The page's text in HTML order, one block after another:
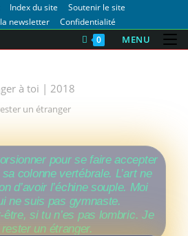
Index du site
Soutenir le site
newsletter
Confidentialité
0
MENU
à toi | 2018
un étranger
pour se faire accepter
colonne vertébrale. L’art ne
d’avoir l’échine souple. Moi
ne suis pas gymnaste.
être, si tu n’es pas lombric. Je
un étranger.